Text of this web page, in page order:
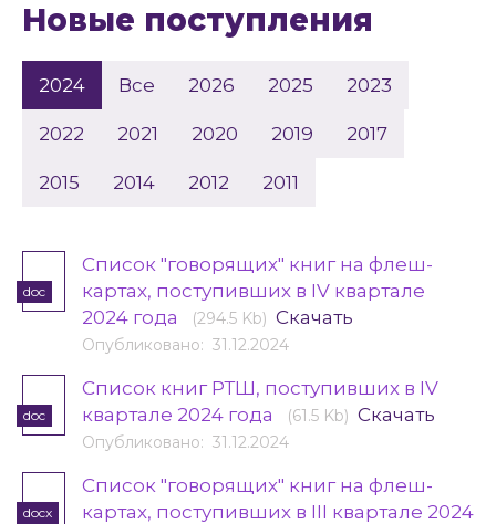
Новые поступления
Все 2026 2025
2024 2023
2022 2021 2020 2019 2017
2015 2014 2012 2011
doc
Список "говорящих" книг на флеш-
картах, поступивших в IV квартале
2024 года
(294.5 Kb) Скачать
Опубликовано: 31.12.2024
doc
Список книг РТШ, поступивших в IV
квартале 2024 года
(61.5 Kb) Скачать
Опубликовано: 31.12.2024
docx
Список "говорящих" книг на флеш-
картах, поступивших в III квартале 2024